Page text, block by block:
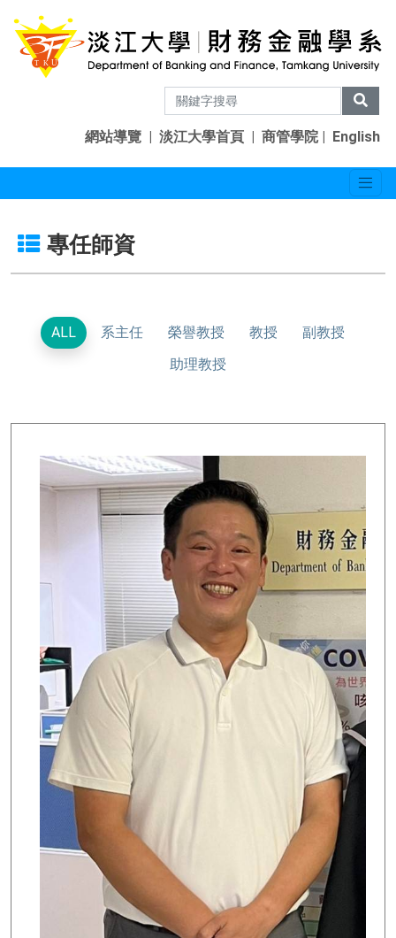
網站導覽 | 淡江大學首頁 | 商管學院| English
專任師資
ALL 系主任 榮譽教授 教授
副教授
助理教授